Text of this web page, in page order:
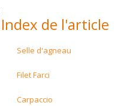
Index de l'article
Selle d'agneau
Filet Farci
Carpaccio